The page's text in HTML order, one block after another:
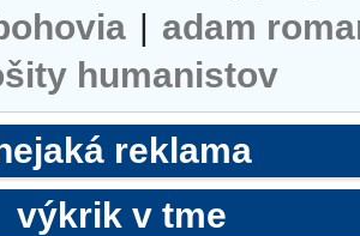
| adam
humanistov
reklama
výkrik v tme